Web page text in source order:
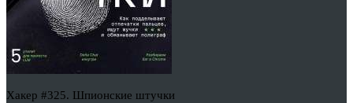
Хакер #325. Шпионские штучки